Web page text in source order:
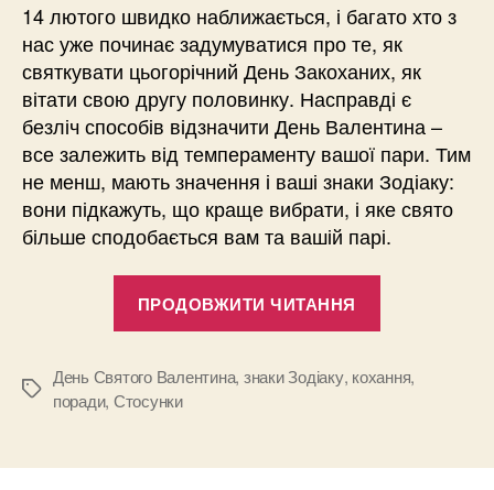
14 лютого швидко наближається, і багато хто з
нас уже починає задумуватися про те, як
святкувати цьогорічний День Закоханих, як
вітати свою другу половинку. Насправді є
безліч способів відзначити День Валентина –
все залежить від темпераменту вашої пари. Тим
не менш, мають значення і ваші знаки Зодіаку:
вони підкажуть, що краще вибрати, і яке свято
більше сподобається вам та вашій парі.
ПРОДОВЖИТИ ЧИТАННЯ
к
щ
Позначки
День Святого Валентина, знаки Зодіаку, кохання,
поради, Стосунки